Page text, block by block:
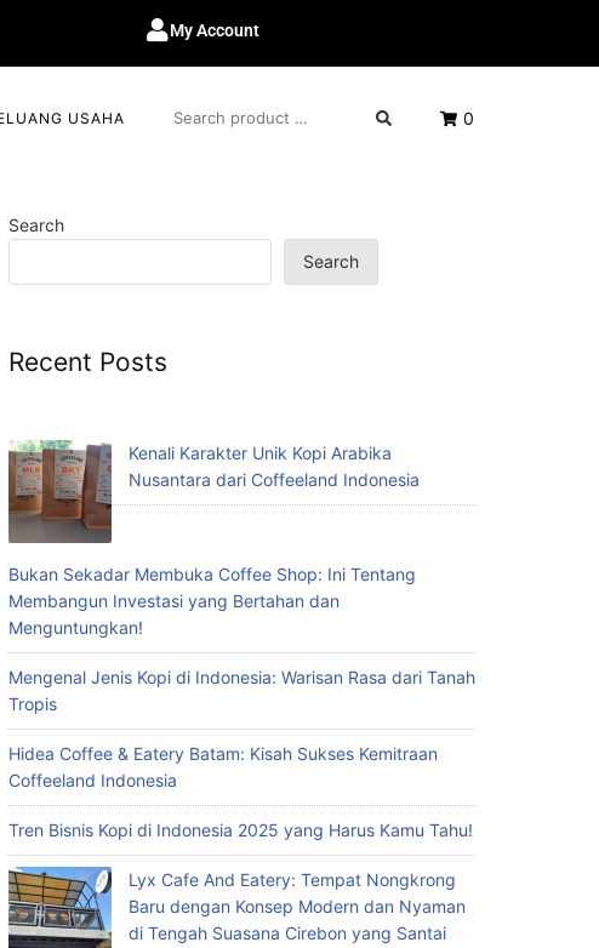
My Account
0
USAHA
Search
Search
Recent Posts
Kenali Karakter Unik Kopi Arabika
Nusantara dari Coffeeland Indonesia
Bukan Sekadar Membuka Coffee Shop: Ini Tentang
Membangun Investasi yang Bertahan dan
Menguntungkan!
Mengenal Jenis Kopi di Indonesia: Warisan Rasa dari Tanah
Tropis
Hidea Coffee & Eatery Batam: Kisah Sukses Kemitraan
Coffeeland Indonesia
Tren Bisnis Kopi di Indonesia 2025 yang Harus Kamu Tahu!
Lyx Cafe And Eatery: Tempat Nongkrong
Baru dengan Konsep Modern dan Nyaman
di Tengah Suasana Cirebon yang Santai